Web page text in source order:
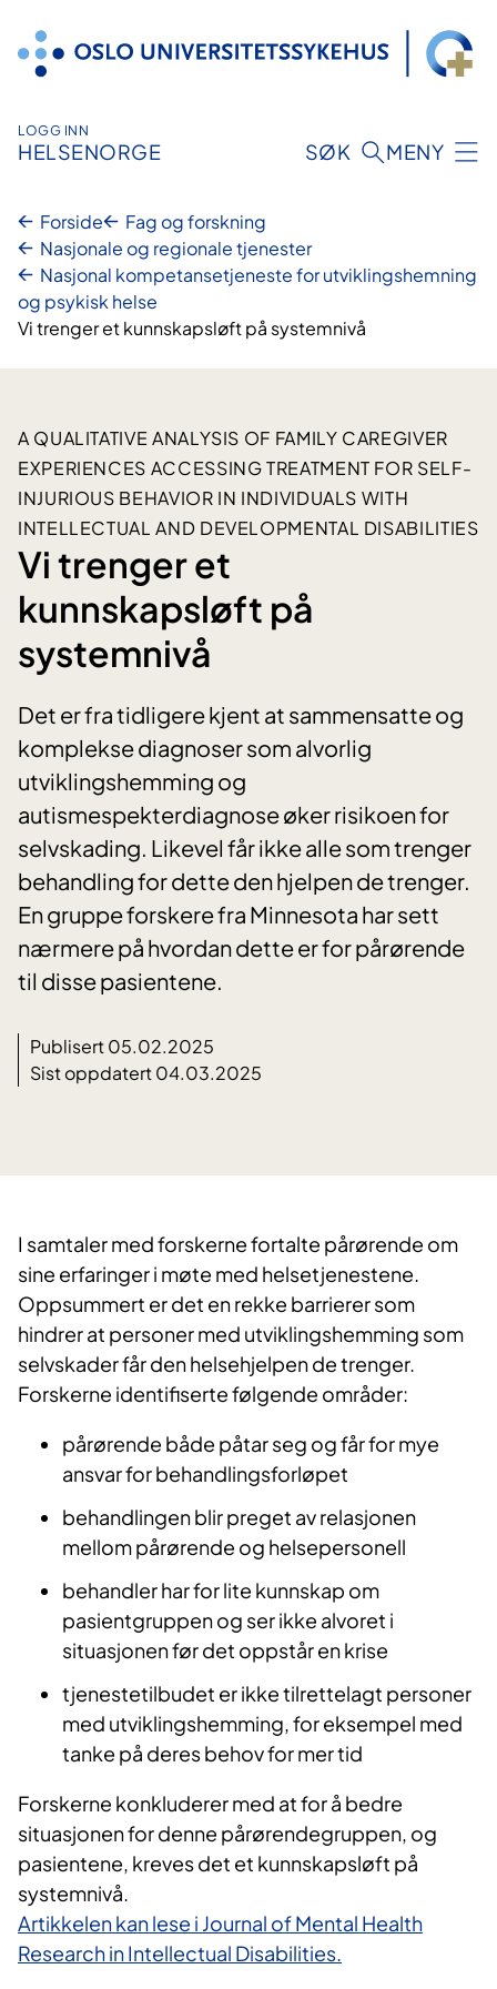
innhold
LOGG INN
HELSENORGE SØK MENY
Forside
Fag og forskning
Nasjonale og regionale tjenester
Nasjonal kompetansetjeneste for utviklingshemning
og psykisk helse
Vi trenger et kunnskapsløft på systemnivå
A QUALITATIVE ANALYSIS OF FAMILY CAREGIVER
EXPERIENCES ACCESSING TREATMENT FOR SELF-
INJURIOUS BEHAVIOR IN INDIVIDUALS WITH
INTELLECTUAL AND DEVELOPMENTAL DISABILITIES
Vi trenger et
kunnskapsløft på
systemnivå
Det er fra tidligere kjent at sammensatte og
komplekse diagnoser som alvorlig
utviklingshemming og
autismespekterdiagnose øker risikoen for
selvskading. Likevel får ikke alle som trenger
behandling for dette den hjelpen de trenger.
En gruppe forskere fra Minnesota har sett
nærmere på hvordan dette er for pårørende
til disse pasientene.
Publisert 05.02.2025
Sist oppdatert 04.03.2025
I samtaler med forskerne fortalte pårørende om
sine erfaringer i møte med helsetjenestene.
Oppsummert er det en rekke barrierer som
hindrer at personer med utviklingshemming som
selvskader får den helsehjelpen de trenger.
Forskerne identifiserte følgende områder:
pårørende både påtar seg og får for mye
ansvar for behandlingsforløpet
behandlingen blir preget av relasjonen
mellom pårørende og helsepersonell
behandler har for lite kunnskap om
pasientgruppen og ser ikke alvoret i
situasjonen før det oppstår en krise
tjenestetilbudet er ikke tilrettelagt personer
med utviklingshemming, for eksempel med
tanke på deres behov for mer tid
Forskerne konkluderer med at for å bedre
situasjonen for denne pårørendegruppen, og
pasientene, kreves det et kunnskapsløft på
systemnivå.
Artikkelen kan lese i Journal of Mental Health
Research in Intellectual Disabilities.